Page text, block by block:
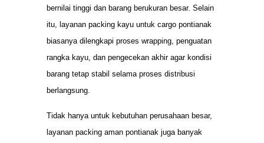
bernilai tinggi dan barang berukuran besar. Selain
itu, layanan packing kayu untuk cargo pontianak
biasanya dilengkapi proses wrapping, penguatan
rangka kayu, dan pengecekan akhir agar kondisi
barang tetap stabil selama proses distribusi
berlangsung.
Tidak hanya untuk kebutuhan perusahaan besar,
layanan packing aman pontianak juga banyak